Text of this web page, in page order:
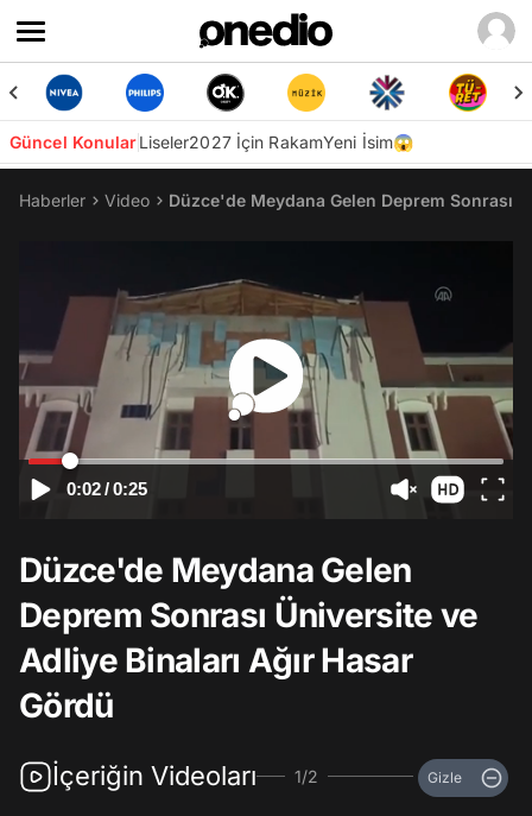
Güncel KonularLiseler2027 İçin RakamYeni İsim😱
Haberler Video Düzce'de Meydana Gelen Deprem Sonrası
0:02/0:25
Düzce'de Meydana Gelen
Deprem Sonrası Üniversite ve
Adliye Binaları Ağır Hasar
Gördü
İçeriğin Videoları 1/2 Gizle